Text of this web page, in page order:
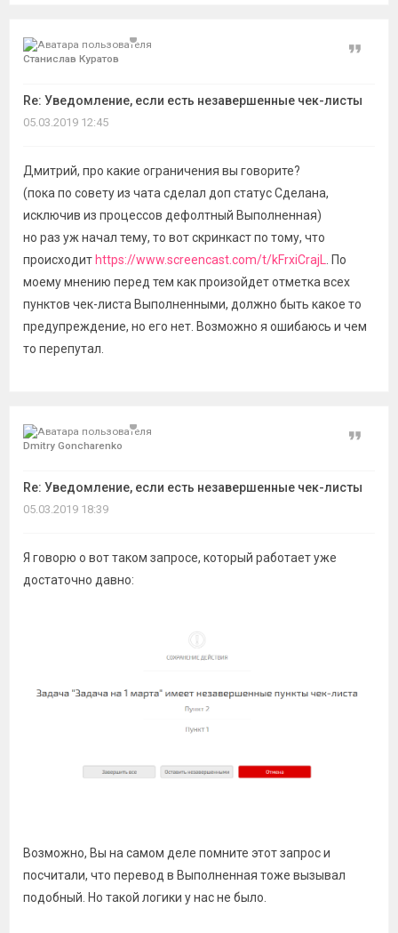
Станислав Куратов
Re: Уведомление, если есть незавершенные чек-листы
Цитата
05.03.2019 12:45
Дмитрий, про какие ограничения вы говорите?
(пока по совету из чата сделал доп статус Сделана,
исключив из процессов дефолтный Выполненная)
но раз уж начал тему, то вот скринкаст по тому, что
происходит https://www.screencast.com/t/kFrxiCrajL
. По
моему мнению перед тем как произойдет отметка всех
пунктов чек-листа Выполненными, должно быть какое то
предупреждение, но его нет. Возможно я ошибаюсь и чем
то перепутал.
Dmitry Goncharenko
Re: Уведомление, если есть незавершенные чек-листы
Цитата
05.03.2019 18:39
Я говорю о вот таком запросе, который работает уже
достаточно давно:
Возможно, Вы на самом деле помните этот запрос и
посчитали, что перевод в Выполненная тоже вызывал
подобный. Но такой логики у нас не было.